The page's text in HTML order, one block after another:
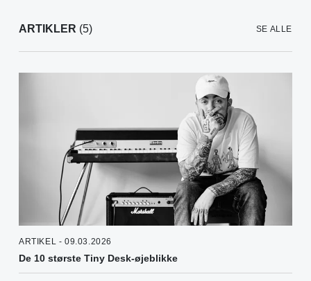
ARTIKLER (5) SE ALLE
ARTIKEL - 09.03.2026
De 10 største Tiny Desk-øjeblikke